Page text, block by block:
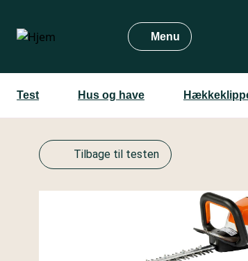
hovedindhold
Menu
Test Hus og have
Tilbage til testen